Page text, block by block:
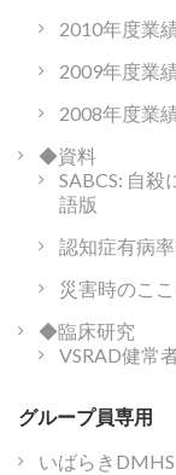
2010年度業
2009年度業
2008年度業
◆資料
SABCS: 自
語版
認知症有病
災害時のこ
◆臨床研究
VSRAD健常
グループ員専用
いばらきDMHS